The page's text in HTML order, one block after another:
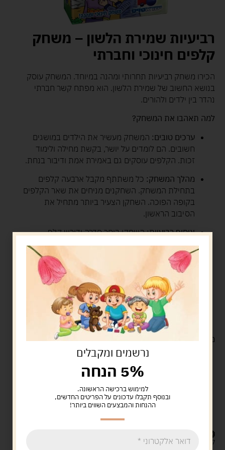
רביעיות שמירת הלשון – משחק
קלפים חינוכי וחברתי
הכירו משחק רביעיות תחרותי ומהנה במיוחד. המשחק עוסק
בנושא החשוב של שמירת הלשון. הוא מפתח קשר חברתי
נהדר בין ילדים ולהורים.
למה תאהבו את המשחק?
ערכים טובים: המשחק מעשיר את הילדים במושגים
חשובים. הם לומדים על יושר, בקשת מחילה ולימוד
זכות. הקלפים עוסקים גם באמירת אמת ודיבור בנחת.
מהלך המשחק: כל משתתף מקבל ארבעה קלפים
בתחילת המשחק. השחקנים מניחים את שאר הקלפים
בקופה הפוכה. השחקן הצעיר ביותר מתחיל את
הסיבוב הראשון.
איסוף רביעיות:השחקן בוחר סדרה ודורש קלף
ממשתתף אחר. הוא מבקש קלף רק מסדרה שקיימת
אצלו. השחקן מקבל את הקלף וממשיך בתורו
בהצלחה. השחקן לוקח קלף מהקופה כשהוא אינו
מצליח.
דו-לשוני:הקלפים כתובים בשתי שפות מנוגשות,
עברית ואנגלית. הילדים מתרגלים קריאה ורוכשים אוצר
מילים באנגלית.
מפרט טכני:
האריזה כוללת 40 קלפים מרהיבים וצבעוניים.
משחק דו-לשוני המשלב עברית ואנגלית יחד.
משתתפים:המשחק מתאים לשני שחקנים עד ארבעה
19.90
קיים במלאי
נרשמים ומקבלים
5% הנחה
למימוש ברכישה הראשונה.
ובנוסף תקבלו עדכונים על הפריטים החדשים,
ההנחות והמבצעים השווים ביותר!